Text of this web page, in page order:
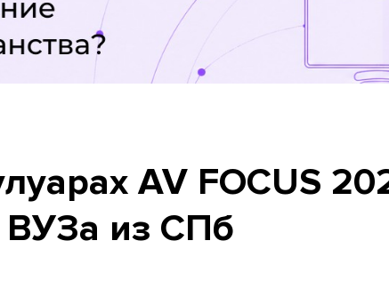
AV FOCUS
ВУЗа из СПб